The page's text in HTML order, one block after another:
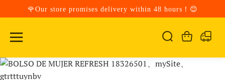
🌹Our store promises delivery within 48 hours！😊